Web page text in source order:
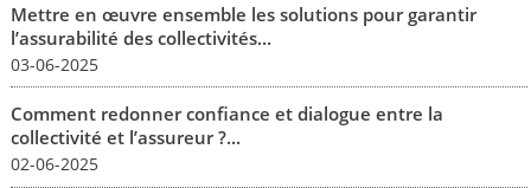
Mettre en œuvre ensemble les solutions pour garantir
l’assurabilité des collectivités...
03-06-2025
Comment redonner confiance et dialogue entre la
collectivité et l’assureur ?...
02-06-2025